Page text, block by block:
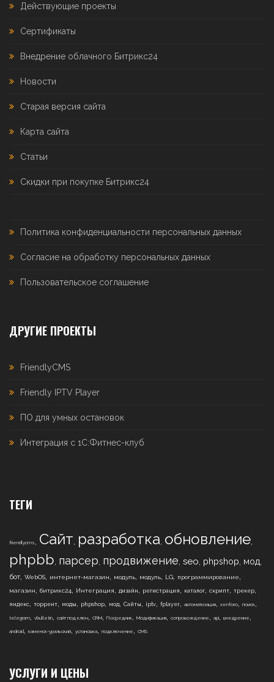
Действующие проекты
Сертификаты
Внедрение облачного Битрикс24
Новости
Старая версия сайта
Карта сайта
Статьи
Скидки при покупке Битрикс24
Политика конфиденциальности персональных данных
Согласие на обработку персональных данных
Пользовательское соглашение
ДРУГИЕ ПРОЕКТЫ
FriendlyCMS
Friendly IPTV Player
ПО для умных остановок
Интеграция с 1С:Фитнес-клуб
ТЕГИ
friendlycms , Сайт, разработка, обновление,
phpbb, парсер, продвижение, seo, phpshop, мод,
бот, WebOS, интернет-магазин, модуль, модуль, LG, программирование,
магазин, битрикс24, Интеграция, дизайн , регистрация , каталог, скрипт, трекер,
яндекс, торрент, моды , phpshop, мод, Сайты , iptv, fplayer, автоматизация, xenforo, поиск,
telegram, vbulletin, сайт под ключ, CRM, Посредник, Модификация, сопровождение , api, внедрение ,
android, каменск-уральский, установка, подключение , CMS
УСЛУГИ И ЦЕНЫ